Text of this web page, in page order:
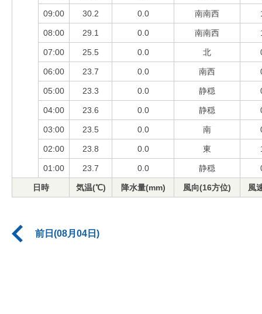
09:00 30.2 0.0 南南西
08:00 29.1 0.0 南南西
07:00 25.5 0.0 北
06:00 23.7 0.0 南西
05:00 23.3 0.0 静穏
04:00 23.6 0.0 静穏
03:00 23.5 0.0 南
02:00 23.8 0.0 東
01:00 23.7 0.0 静穏
日時 気温(℃) 降水量(mm) 風向(16方位) 風
前日(08月04日)